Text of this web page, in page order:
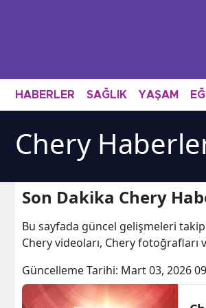
HABERLER SAĞLIK YAŞAM
Chery
Son Dakika Chery
Bu sayfada güncel gelişmeleri
Chery videoları, Chery fotoğrafları
Güncelleme Tarihi: Mart 03, 2026